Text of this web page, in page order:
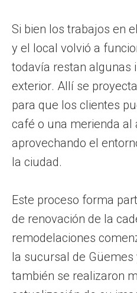
Si bien los trabajos en
y el local volvió a
todavía restan algunas
exterior. Allí se
para que los clientes
café o una merienda al
aprovechando el
la ciudad.
Este proceso forma
de renovación de la
remodelaciones
la sucursal de Güemes
también se realizaron